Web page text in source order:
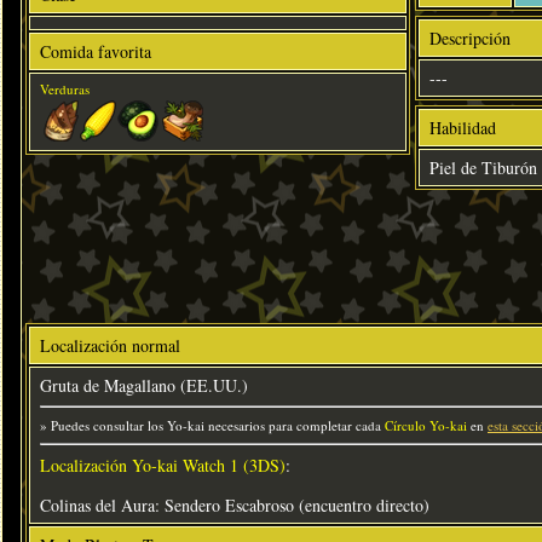
Comida favorita
Verduras
Descripción
---
Habilidad
Piel de Tiburón
Localización normal
Gruta de Magallano (EE.UU.)
» Puedes consultar los Yo-kai necesarios para completar cada Círculo Yo-kai en esta
Localización Yo-kai Watch 1 (3DS):
Colinas del Aura: Sendero Escabroso (encuentro directo)